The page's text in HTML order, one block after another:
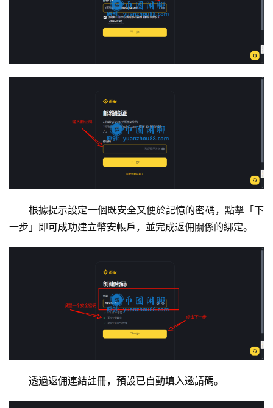
根據提示設定一個既安全又便於記憶的密碼，點擊「下
一步」即可成功建立幣安帳戶，並完成返佣關係的綁定。
透過返佣連結註冊，預設已自動填入邀請碼。